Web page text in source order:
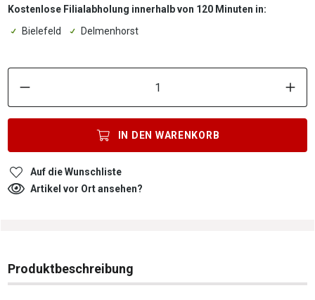
Kostenlose Filialabholung innerhalb von 120 Minuten in:
Bielefeld
Delmenhorst
IN DEN WARENKORB
Auf die Wunschliste
Artikel vor Ort ansehen?
Produktbeschreibung